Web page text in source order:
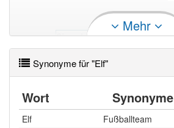
Singular
den
Elfen
dem
Mehr
Synonyme für "Elf"
Wort Synonyme
Elf
Fußballteam